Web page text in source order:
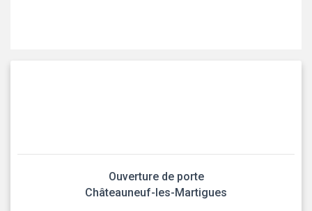
Ouverture de porte
Châteauneuf-les-Martigues